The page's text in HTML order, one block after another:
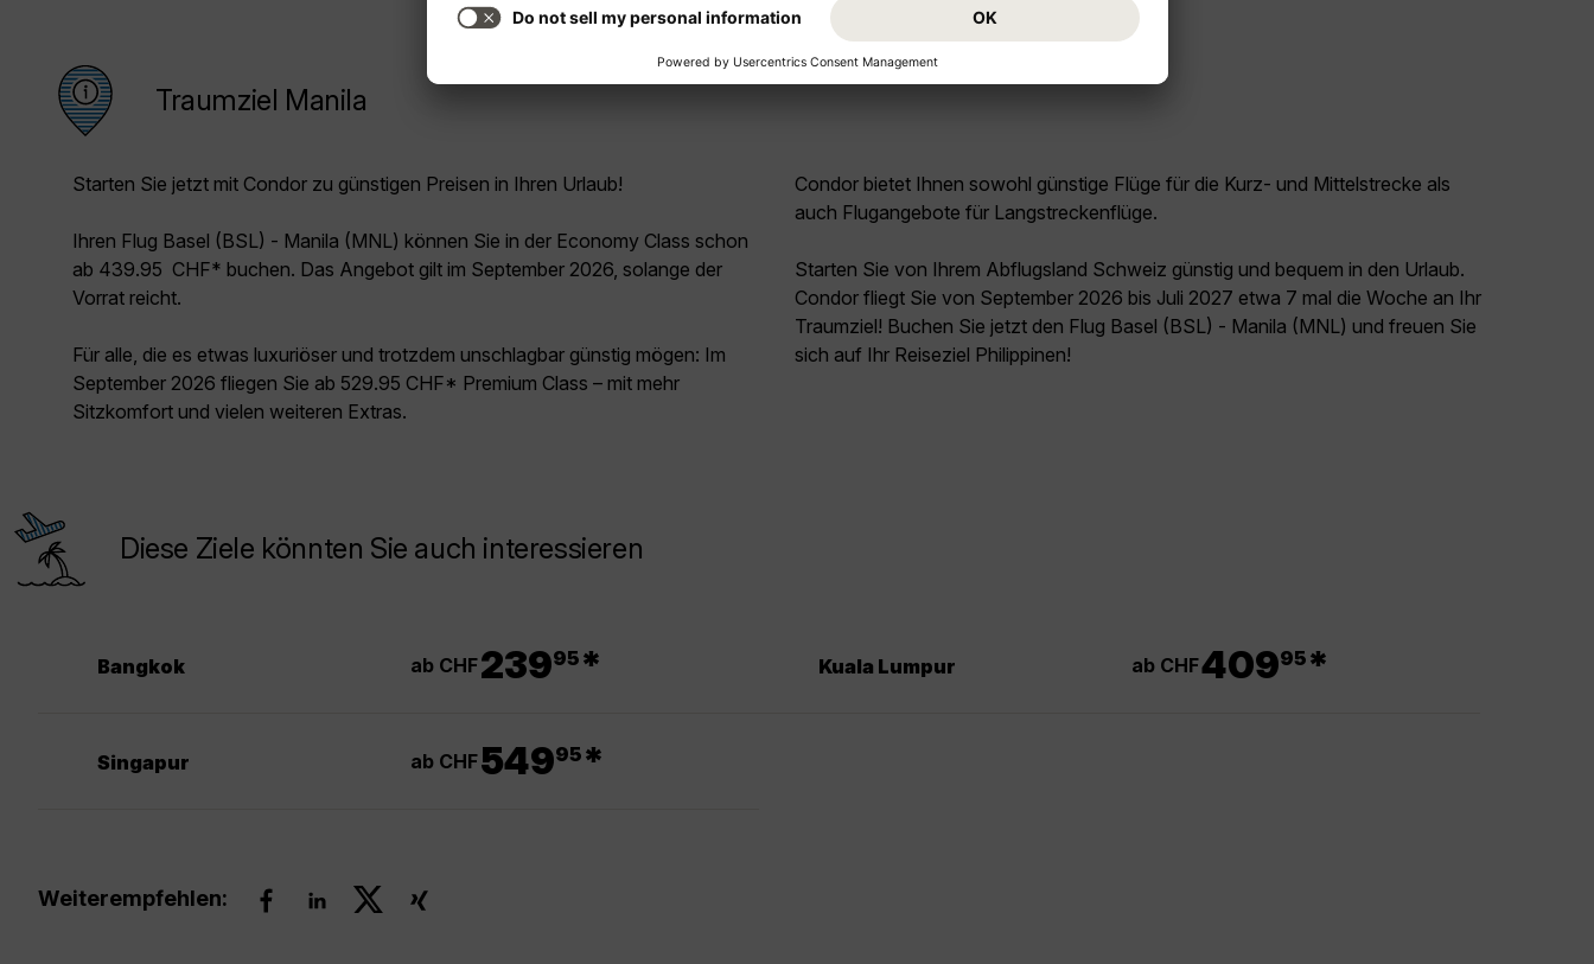
Traumziel Manila
Starten Sie jetzt mit Condor zu günstigen Preisen in Ihren Urlaub!
Ihren Flug Basel (BSL) - Manila (MNL) können Sie in der Economy Class schon
ab 439.95 CHF* buchen. Das Angebot gilt im September 2026, solange der
Vorrat reicht.
Für alle, die es etwas luxuriöser und trotzdem unschlagbar günstig mögen: Im
September 2026 fliegen Sie ab 529.95 CHF* Premium Class – mit mehr
Sitzkomfort und vielen weiteren Extras.
Condor bietet Ihnen sowohl günstige Flüge für die Kurz- und Mittelstrecke als
auch Flugangebote für Langstreckenflüge.
Starten Sie von Ihrem Abflugsland Schweiz günstig und bequem in den Urlaub.
Condor fliegt Sie von September 2026 bis Juli 2027 etwa 7 mal die Woche an Ihr
Traumziel! Buchen Sie jetzt den Flug Basel (BSL) - Manila (MNL) und freuen Sie
sich auf Ihr Reiseziel Philippinen!
Diese Ziele könnten Sie auch interessieren
Bangkok ab CHF23995 * Kuala Lumpur ab CHF40995 *
Singapur ab CHF54995 *
Weiterempfehlen: